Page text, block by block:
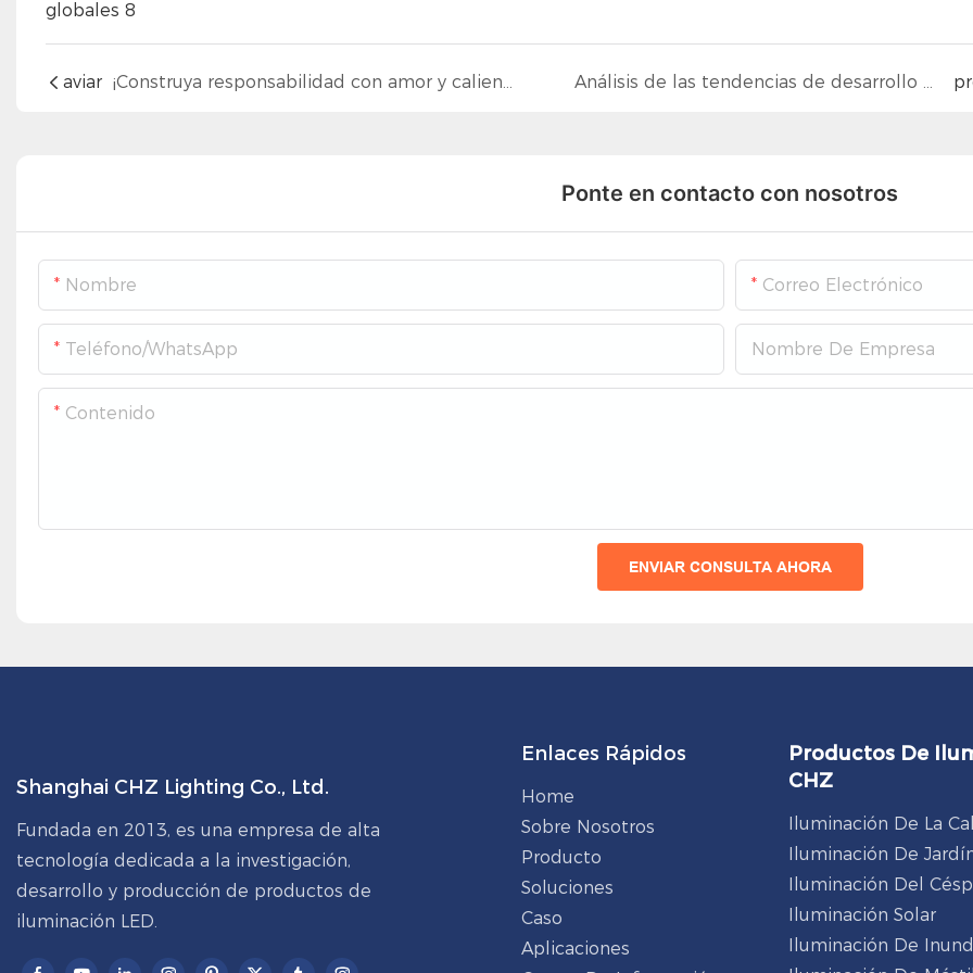
aviar
Ponte en contacto con nosotros
Nombre Correo Electrónico
Teléfono/WhatsApp Nombre De Empresa
Contenido
ENVIAR CONSULTA AHORA
Shanghai CHZ Lighting Co., Ltd.
Fundada en 2013, es una empresa de alta
tecnología dedicada a la investigación,
desarrollo y producción de productos de
iluminación LED.
Enlaces Rápidos
Home
Sobre Nosotros
Producto
Soluciones
Caso
Aplicaciones
Productos De
CHZ
Iluminación De La
Iluminación De
Iluminación Del
Iluminación Solar
Iluminación De